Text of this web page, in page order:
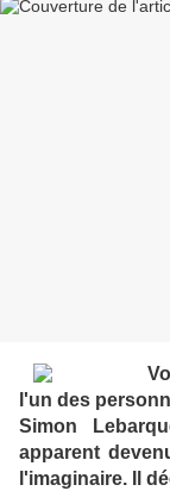
l'un des
Simon
apparent
l'imaginaire. Il